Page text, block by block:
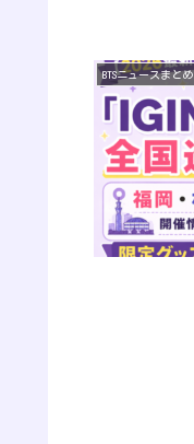
BTSニュースまとめ